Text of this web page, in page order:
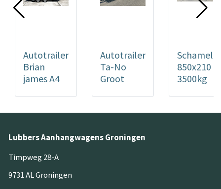
Autotrailer
Brian
james A4
Autotrailer
Ta-No
Groot
Schamel
850x210
3500kg
Lubbers Aanhangwagens Groningen
Timpweg 28-A
9731 AL Groningen